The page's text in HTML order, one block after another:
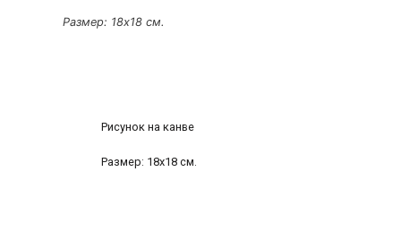
Размер: 18х18 см.
Рисунок на канве
Размер: 18х18 см.